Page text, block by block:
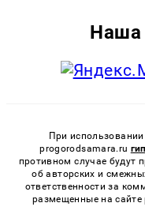
Наша
При
progorodsamara.ru
противном случае будут
об авторских и
ответственности за
размещенные на сайте